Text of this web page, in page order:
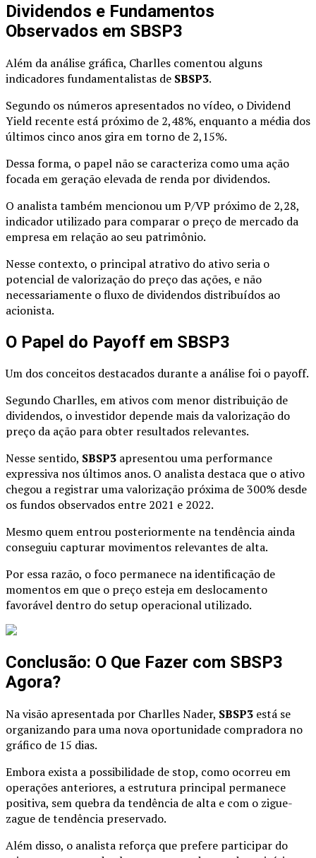
Dividendos e Fundamentos
Observados em SBSP3
Além da análise gráfica, Charlles comentou alguns
indicadores fundamentalistas de SBSP3.
Segundo os números apresentados no vídeo, o Dividend
Yield recente está próximo de 2,48%, enquanto a média dos
últimos cinco anos gira em torno de 2,15%.
Dessa forma, o papel não se caracteriza como uma ação
focada em geração elevada de renda por dividendos.
O analista também mencionou um P/VP próximo de 2,28,
indicador utilizado para comparar o preço de mercado da
empresa em relação ao seu patrimônio.
Nesse contexto, o principal atrativo do ativo seria o
potencial de valorização do preço das ações, e não
necessariamente o fluxo de dividendos distribuídos ao
acionista.
O Papel do Payoff em SBSP3
Um dos conceitos destacados durante a análise foi o payoff.
Segundo Charlles, em ativos com menor distribuição de
dividendos, o investidor depende mais da valorização do
preço da ação para obter resultados relevantes.
Nesse sentido, SBSP3 apresentou uma performance
expressiva nos últimos anos. O analista destaca que o ativo
chegou a registrar uma valorização próxima de 300% desde
os fundos observados entre 2021 e 2022.
Mesmo quem entrou posteriormente na tendência ainda
conseguiu capturar movimentos relevantes de alta.
Por essa razão, o foco permanece na identificação de
momentos em que o preço esteja em deslocamento
favorável dentro do setup operacional utilizado.
Conclusão: O Que Fazer com SBSP3
Agora?
Na visão apresentada por Charlles Nader, SBSP3 está se
organizando para uma nova oportunidade compradora no
gráfico de 15 dias.
Embora exista a possibilidade de stop, como ocorreu em
operações anteriores, a estrutura principal permanece
positiva, sem quebra da tendência de alta e com o zigue-
zague de tendência preservado.
Além disso, o analista reforça que prefere participar do